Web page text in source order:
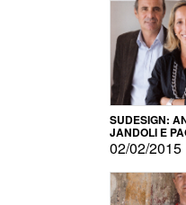
SUDESIGN:
JANDOLI E
PISAPIA
02/02/2015